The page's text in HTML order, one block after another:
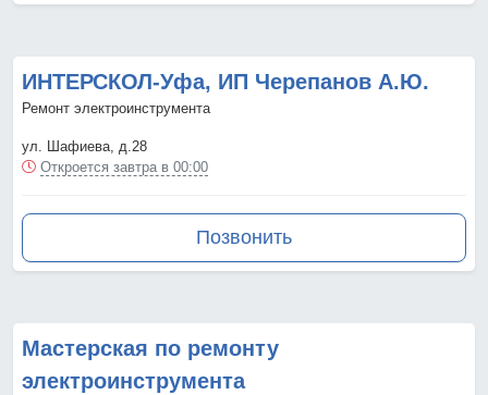
ИНТЕРСКОЛ-Уфа, ИП Черепанов А.Ю.
Ремонт электроинструмента
ул. Шафиева, д.28
Откроется завтра в 00:00
Позвонить
Мастерская по ремонту
электроинструмента